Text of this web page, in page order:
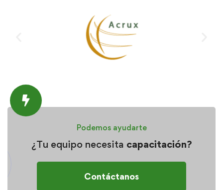
Podemos ayudarte
¿Tu equipo necesita capacitación?
Contáctanos